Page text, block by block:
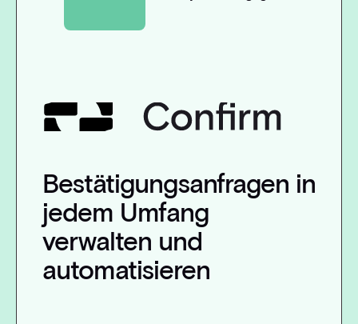
Bestätigungsanfragen in
jedem Umfang
verwalten und
automatisieren